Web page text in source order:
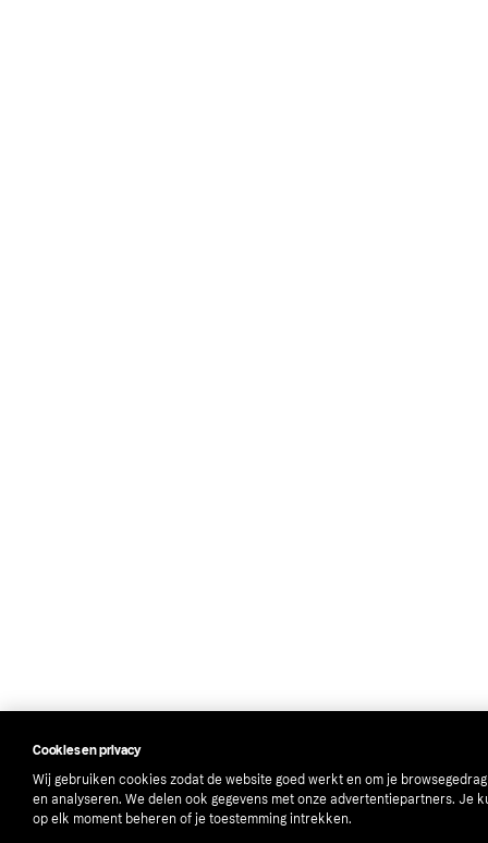
Cookies en privacy
Wij gebruiken cookies zodat de website goed werkt en om je
en analyseren. We delen ook gegevens met onze advertentiepartners. Je
op elk moment beheren of je toestemming intrekken.